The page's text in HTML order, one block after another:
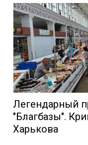
Легендарный
"Благбазы".
Харькова